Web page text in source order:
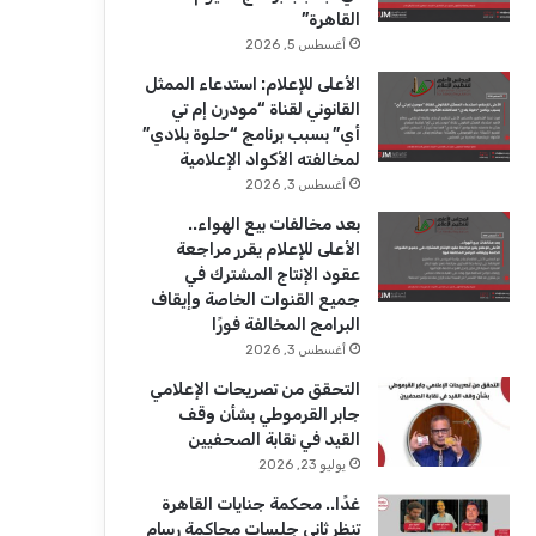
e
ا
م
القاهرة”
أغسطس 5, 2026
الأعلى للإعلام: استدعاء الممثل
القانوني لقناة “مودرن إم تي
أي” بسبب برنامج “حلوة بلادي”
لمخالفته الأكواد الإعلامية
أغسطس 3, 2026
بعد مخالفات بيع الهواء..
الأعلى للإعلام يقرر مراجعة
عقود الإنتاج المشترك في
جميع القنوات الخاصة وإيقاف
البرامج المخالفة فورًا
أغسطس 3, 2026
التحقق من تصريحات الإعلامي
جابر القرموطي بشأن وقف
القيد في نقابة الصحفيين
يوليو 23, 2026
غدًا.. محكمة جنايات القاهرة
تنظر ثاني جلسات محاكمة رسام